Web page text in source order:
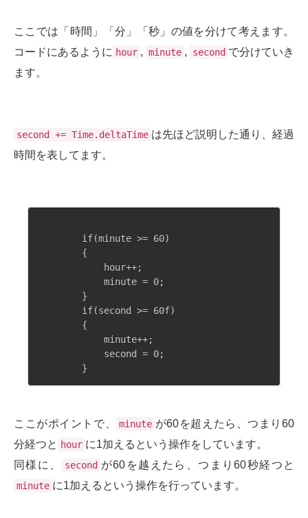
ここでは「時間」「分」「秒」の値を分けて考えます。
コードにあるように hour , minute , second で分けていき
ます。
second += Time.deltaTime は先ほど説明した通り、経過
時間を表してます。
        if(minute >= 60)
        {
            hour++;
            minute = 0;
        }
        if(second >= 60f)
        {
            minute++;
            second = 0;
ここがポイントで、 minute が60を超えたら、つまり60
分経つと hour に1加えるという操作をしています。
同様に、
second が60を越えたら、つまり60秒経つと
minute に1加えるという操作を行っています。